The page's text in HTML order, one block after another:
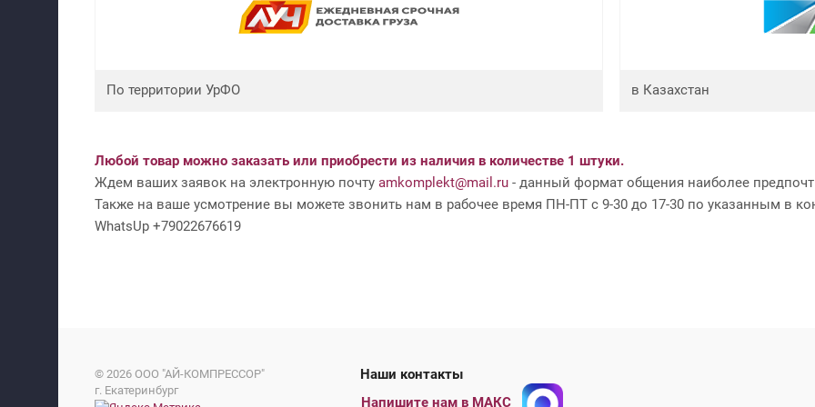
По территории УрФО в Казахстан
Любой товар можно заказать или приобрести из наличия в количестве 1 штуки.
Ждем ваших заявок на электронную почту amkomplekt@mail.ru - данный формат общения наиболее
Также на ваше усмотрение вы можете звонить нам в рабочее время ПН-ПТ с 9-30 до 17-30 по указанным в
WhatsUp +79022676619
© 2026 ООО "АЙ-КОМПРЕССОР"
г. Екатеринбург
Наши контакты
Напишите нам в МАКС